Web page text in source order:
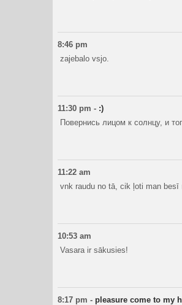
8:46 pm
zajebalo vsjo.
11:30 pm - :)
Повернись лицом к солнцу, и
11:22 am
vnk raudu no tā, cik ļoti man besī
10:53 am
Vasara ir sākusies!
8:17 pm - pleasure come to my